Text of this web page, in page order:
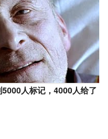
5000人标记，4000人给了